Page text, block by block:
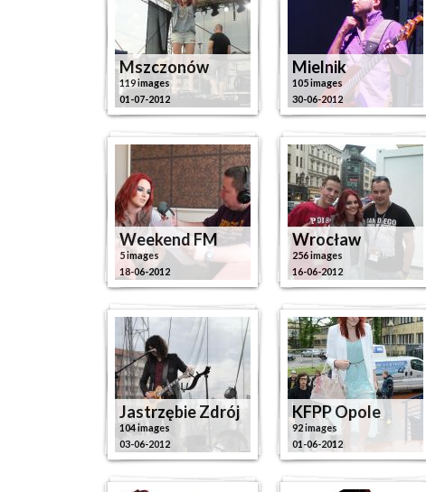
Mszczonów
119 images
01-07-2012
Mielnik
105 images
30-06-2012
Weekend FM
5 images
18-06-2012
Wrocław
256 images
16-06-2012
Jastrzębie Zdrój
104 images
03-06-2012
KFPP Opole
92 images
01-06-2012